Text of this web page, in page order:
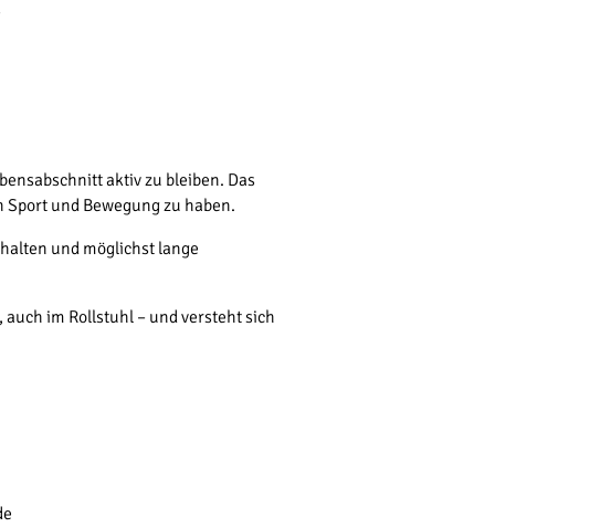
aktiv zu bleiben. Das
und Bewegung zu haben.
und möglichst lange
im Rollstuhl – und versteht sich